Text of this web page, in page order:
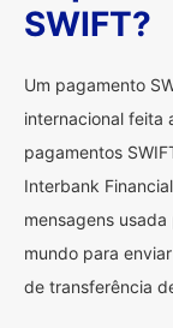
SWIFT?
Um pagamento
internacional feita
pagamentos
Interbank
mensagens
mundo para
de transferência